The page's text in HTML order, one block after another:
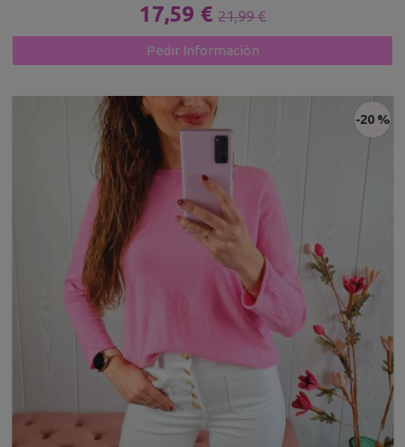
17,59 € 21,99 €
Pedir Información
-20 %